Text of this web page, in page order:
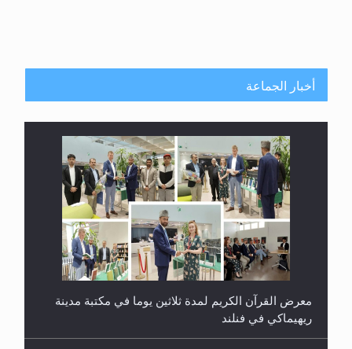
أخبار الجماعة
معرض القرآن الكريم لمدة ثلاثين يوما في مكتبة مدينة
ريهيماكي في فنلند